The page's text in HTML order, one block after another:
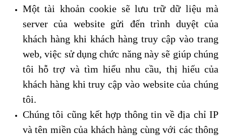
Một tài khoản cookie sẽ lưu trữ dữ liệu mà
server của website gửi đến trình duyệt của
khách hàng khi khách hàng truy cập vào trang
web, việc sử dụng chức năng này sẽ giúp chúng
tôi hỗ trợ và tìm hiểu nhu cầu, thị hiếu của
khách hàng khi truy cập vào website của chúng
tôi.
Chúng tôi cũng kết hợp thông tin về địa chỉ IP
và tên miền của khách hàng cùng với các thông